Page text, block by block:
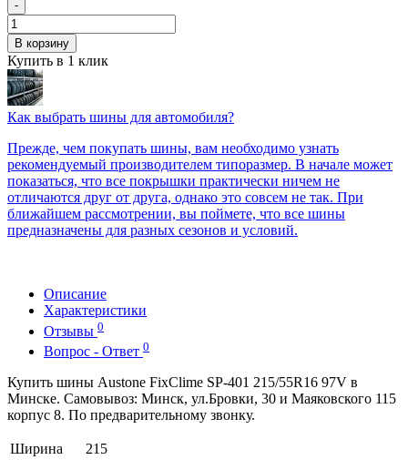
-
В корзину
Купить в 1 клик
Как выбрать шины для автомобиля?
Прежде, чем покупать шины, вам необходимо узнать
рекомендуемый производителем типоразмер. В начале может
показаться, что все покрышки практически ничем не
отличаются друг от друга, однако это совсем не так. При
ближайшем рассмотрении, вы поймете, что все шины
предназначены для разных сезонов и условий.
Описание
Характеристики
Отзывы 0
Вопрос - Ответ 0
Купить шины Austone FixClime SP-401 215/55R16 97V в
Минске. Самовывоз: Минск, ул.Бровки, 30 и Маяковского 115
корпус 8. По предварительному звонку.
Ширина
215